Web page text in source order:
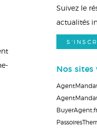
Suivez le
actualités
Nos sites
BuyerAgent.fr